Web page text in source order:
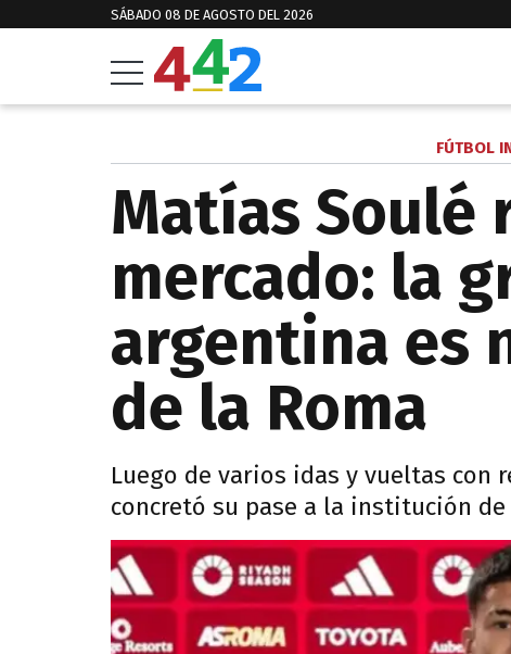
SÁBADO 08 DE AGOSTO DEL 2026
FÚTBOL
Matías Soulé
mercado: la
argentina es
de la Roma
Luego de varios idas y vueltas con
concretó su pase a la institución